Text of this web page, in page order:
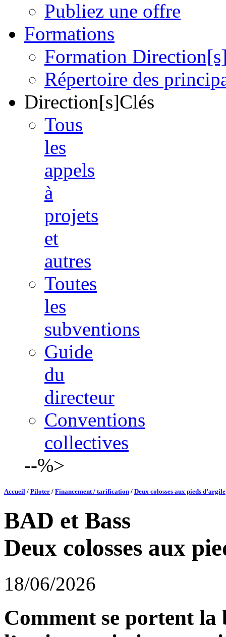
Publiez une offre
Formations
Formation
Répertoire des
Direction[s]Clés
Tous
les
appels
à
projets
et
autres
Toutes
les
subventions
Guide
du
directeur
Conventions
collectives
--%>
Accueil / Piloter / Financement / tarification / Deux colosses aux pieds d’argile
BAD et Bass
Deux colosses aux
18/06/2026
Comment se portent la